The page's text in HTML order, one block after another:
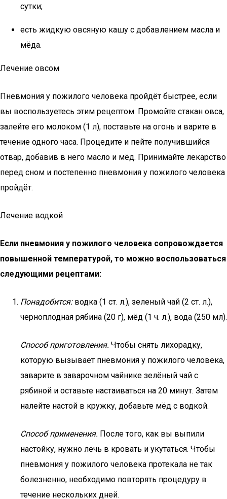
сутки;
есть жидкую овсяную кашу с добавлением масла и
мёда.
Лечение овсом
Пневмония у пожилого человека пройдёт быстрее, если
вы воспользуетесь этим рецептом. Промойте стакан овса,
залейте его молоком (1 л), поставьте на огонь и варите в
течение одного часа. Процедите и пейте получившийся
отвар, добавив в него масло и мёд. Принимайте лекарство
перед сном и постепенно пневмония у пожилого человека
пройдёт.
Лечение водкой
Если пневмония у пожилого человека сопровождается
повышенной температурой, то можно воспользоваться
следующими рецептами:
Понадобится:водка (1 ст. л.), зеленый чай (2 ст. л.),
черноплодная рябина (20 г), мёд (1 ч. л.), вода (250 мл).
Способ приготовления. Чтобы снять лихорадку,
которую вызывает пневмония у пожилого человека,
заварите в заварочном чайнике зелёный чай с
рябиной и оставьте настаиваться на 20 минут. Затем
налейте настой в кружку, добавьте мёд с водкой.
Способ применения. После того, как вы выпили
настойку, нужно лечь в кровать и укутаться. Чтобы
пневмония у пожилого человека протекала не так
болезненно, необходимо повторять процедуру в
течение нескольких дней.